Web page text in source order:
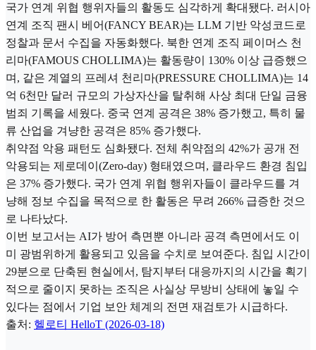
국가 연계 위협 행위자들의 활동도 심각하게 확대됐다. 러시아
연계 조직 팬시 베어(FANCY BEAR)는 LLM 기반 악성코드로
정찰과 문서 수집을 자동화했다. 북한 연계 조직 페이머스 천
리마(FAMOUS CHOLLIMA)는 활동량이 130% 이상 급증했으
며, 같은 계열의 프레셔 천리마(PRESSURE CHOLLIMA)는 14
억 6천만 달러 규모의 가상자산을 탈취해 사상 최대 단일 금융
범죄 기록을 세웠다. 중국 연계 공격은 38% 증가했고, 특히 물
류 산업을 겨냥한 공격은 85% 증가했다.
취약점 악용 패턴도 심화됐다. 전체 취약점의 42%가 공개 전
악용되는 제로데이(Zero-day) 형태였으며, 클라우드 환경 침입
은 37% 증가했다. 국가 연계 위협 행위자들이 클라우드를 겨
냥해 정보 수집을 목적으로 한 활동은 무려 266% 급증한 것으
로 나타났다.
이번 보고서는 AI가 방어 측면뿐 아니라 공격 측면에서도 이
미 광범위하게 활용되고 있음을 수치로 보여준다. 침입 시간이
29분으로 단축된 현실에서, 탐지부터 대응까지의 시간을 획기
적으로 줄이지 못하는 조직은 사실상 무방비 상태에 놓일 수
있다는 점에서 기업 보안 체계의 전면 재검토가 시급하다.
출처: 헬로티 HelloT (2026-03-18)